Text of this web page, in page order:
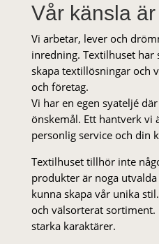
Vår känsla
Vi arbetar, lever och
inredning. Textilhuset
skapa textillösningar och
och företag.
Vi har en egen syateljé
önskemål. Ett hantverk vi
personlig service och din
Textilhuset tillhör inte
produkter är noga
kunna skapa vår unika
och välsorterat
starka karaktärer.